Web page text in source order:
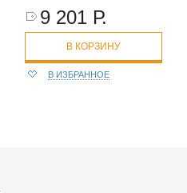
9 201 Р.
В КОРЗИНУ
В ИЗБРАННОЕ